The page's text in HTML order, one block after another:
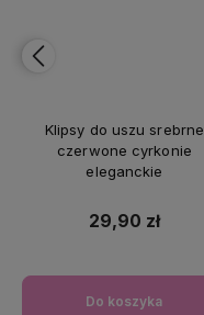
Klipsy do uszu srebrne
czerwone cyrkonie
eleganckie
29,90 zł
Do koszyka